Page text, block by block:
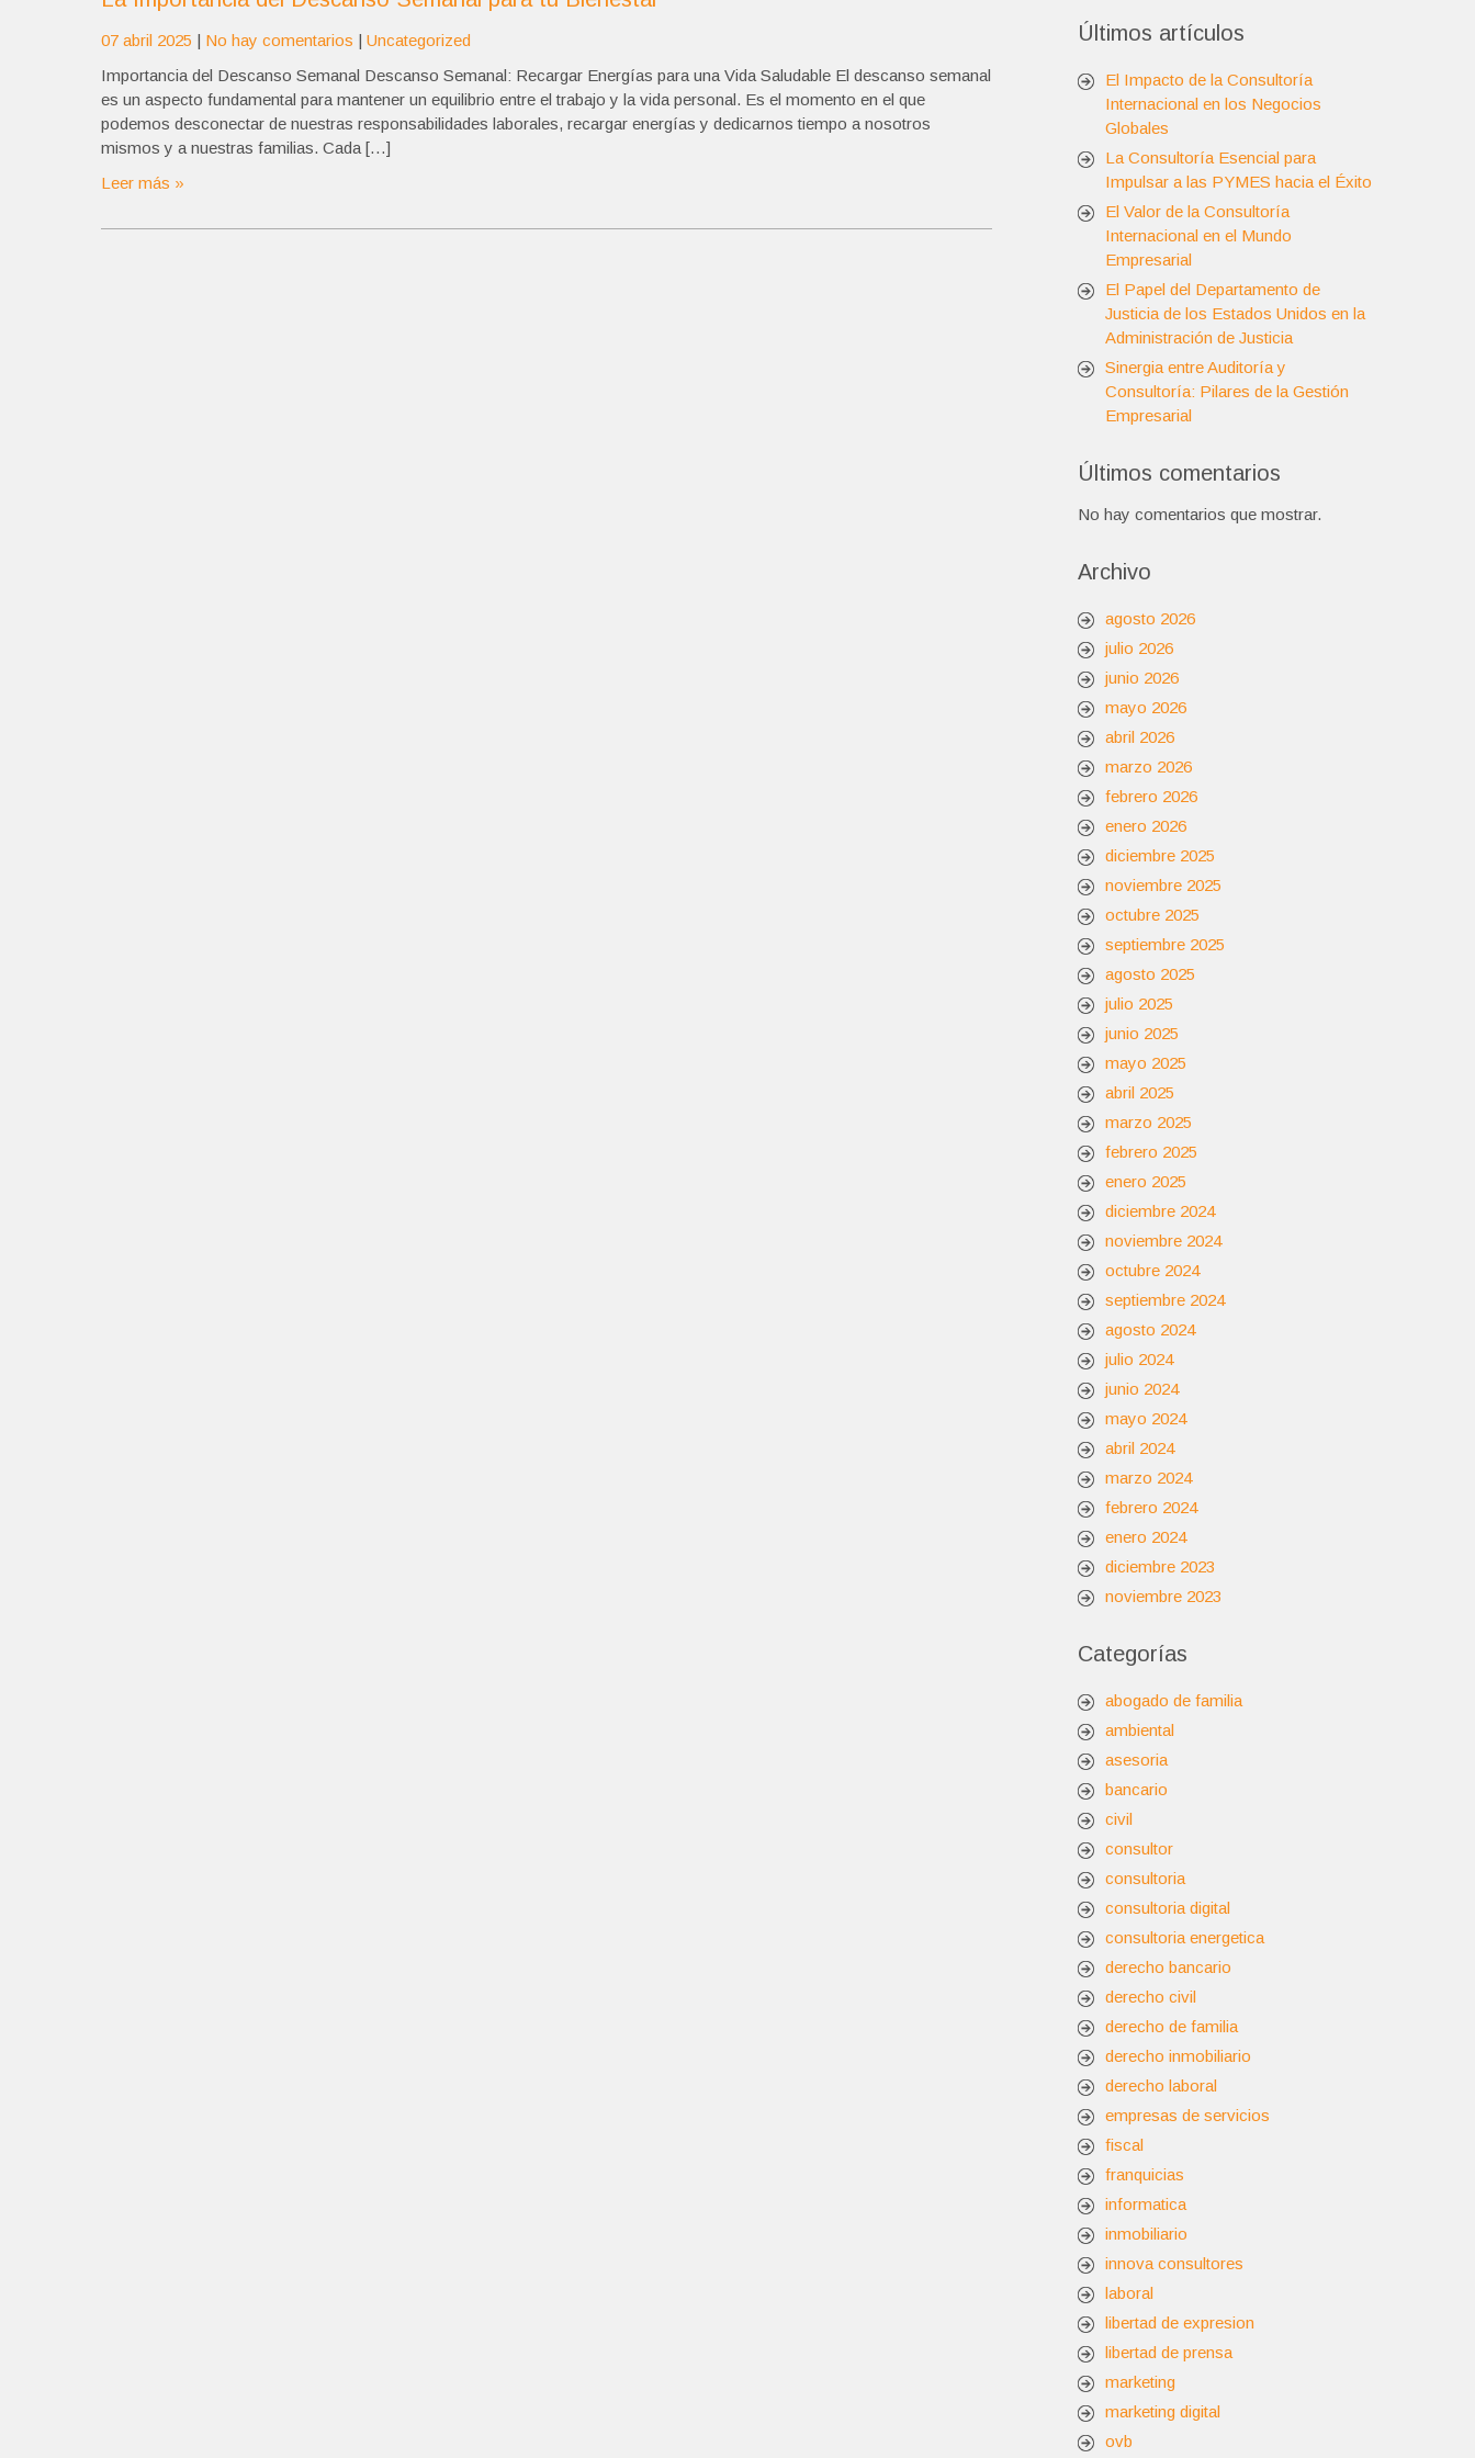
07 abril 2025 | No hay comentarios | Uncategorized
Importancia del Descanso Semanal Descanso Semanal: Recargar Energías para una Vida Saludable El descanso semanal
es un aspecto fundamental para mantener un equilibrio entre el trabajo y la vida personal. Es el momento en el que
podemos desconectar de nuestras responsabilidades laborales, recargar energías y dedicarnos tiempo a nosotros
mismos y a nuestras familias. Cada […]
Leer más »
Últimos artículos
El Impacto de la Consultoría
Internacional en los Negocios
Globales
La Consultoría Esencial para
Impulsar a las PYMES hacia el Éxito
El Valor de la Consultoría
Internacional en el Mundo
Empresarial
El Papel del Departamento de
Justicia de los Estados Unidos en la
Administración de Justicia
Sinergia entre Auditoría y
Consultoría: Pilares de la Gestión
Empresarial
Últimos comentarios
No hay comentarios que mostrar.
Archivo
agosto 2026
julio 2026
junio 2026
mayo 2026
abril 2026
marzo 2026
febrero 2026
enero 2026
diciembre 2025
noviembre 2025
octubre 2025
septiembre 2025
agosto 2025
julio 2025
junio 2025
mayo 2025
abril 2025
marzo 2025
febrero 2025
enero 2025
diciembre 2024
noviembre 2024
octubre 2024
septiembre 2024
agosto 2024
julio 2024
junio 2024
mayo 2024
abril 2024
marzo 2024
febrero 2024
enero 2024
diciembre 2023
noviembre 2023
Categorías
abogado de familia
ambiental
asesoria
bancario
civil
consultor
consultoria
consultoria digital
consultoria energetica
derecho bancario
derecho civil
derecho de familia
derecho inmobiliario
derecho laboral
empresas de servicios
fiscal
franquicias
informatica
inmobiliario
innova consultores
laboral
libertad de expresion
libertad de prensa
marketing
marketing digital
ovb